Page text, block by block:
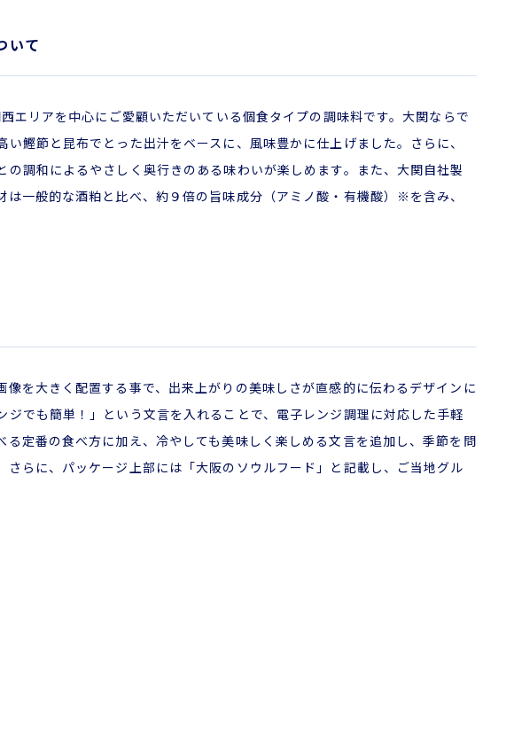
いて
エリアを中心にご愛顧いただいている個食タイプの調味料です。大関ならで
鰹節と昆布でとった出汁をベースに、風味豊かに仕上げました。さらに、
調和によるやさしく奥行きのある味わいが楽しめます。また、大関自社製
一般的な酒粕と比べ、約９倍の旨味成分（アミノ酸・有機酸）※を含み、
を大きく配置する事で、出来上がりの美味しさが直感的に伝わるデザインに
でも簡単！」という文言を入れることで、電子レンジ調理に対応した手軽
定番の食べ方に加え、冷やしても美味しく楽しめる文言を追加し、季節を問
らに、パッケージ上部には「大阪のソウルフード」と記載し、ご当地グル